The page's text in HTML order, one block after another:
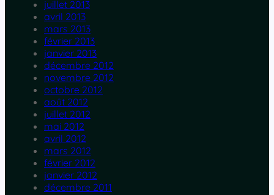
juillet 2013
avril 2013
mars 2013
février 2013
janvier 2013
décembre 2012
novembre 2012
octobre 2012
août 2012
juillet 2012
mai 2012
avril 2012
mars 2012
février 2012
janvier 2012
décembre 2011